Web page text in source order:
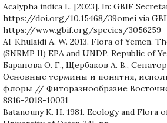
Acalypha indica L. [2023]. In: GBIF
https://doi.org/10.15468/39omei via
https://www.gbif.org/species/3056259
Al-Khulaidi A. W. 2013. Flora of Yemen.
(SNRMP II) EPA and UNDP. Republic of
Баранова О. Г., Щербаков А. В.,
Основные термины и понятия,
флоры // Фиторазнообразие
8816-2018-10031
Batanouny K. H. 1981. Ecology and Flora